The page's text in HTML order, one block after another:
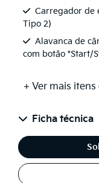
Carregador de
Tipo 2)
Alavanca de
com botão "Start/
+ Ver mais itens
Ficha técnica